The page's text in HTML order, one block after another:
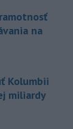
na
Kolumbii
miliardy